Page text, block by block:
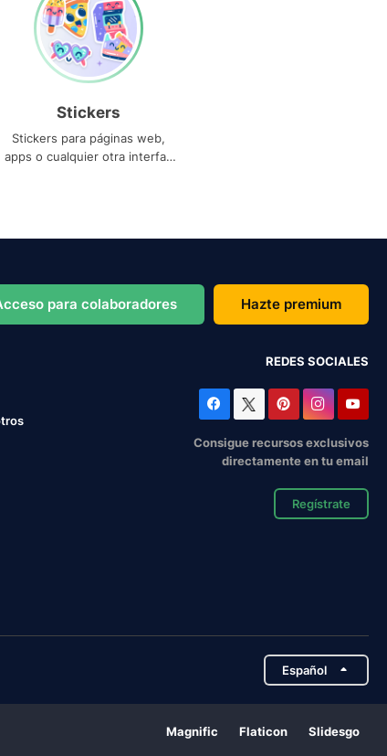
Stickers
Stickers para páginas web,
apps o cualquier otra interfaz
para colaboradores Hazte premium
REDES SOCIALES
Consigue recursos exclusivos
directamente en tu email
Regístrate
Español
Magnific Flaticon Slidesgo